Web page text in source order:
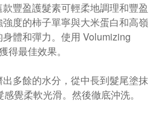
豐盈護髮素可輕柔地調理和豐盈
度的柿子單寧與大米蛋白和高嶺
體和彈力。使用 Volumizing
得最佳效果。
多餘的水分，從中長到髮尾塗抹
覺柔軟光滑。然後徹底沖洗。